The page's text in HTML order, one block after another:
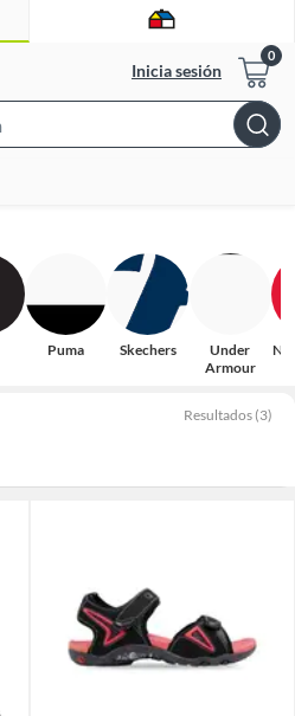
Inicia sesión
Bar
Puma Skechers
Under
Armour
Resultados (3)